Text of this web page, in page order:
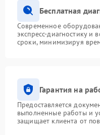
Бесплатная
Современное
экспресс-диагностику и
сроки, минимизируя
Гарантия на
Предоставляется
выполненные работы и
защищает клиента от